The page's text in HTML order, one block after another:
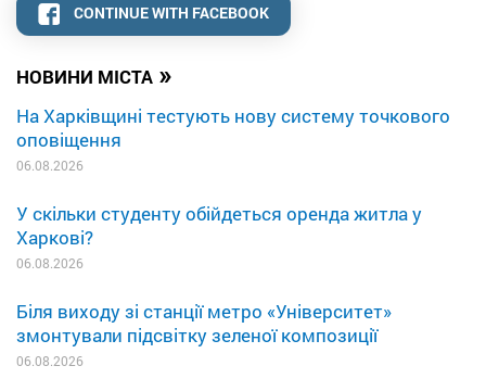
НОВИНИ МІСТА »
На Харківщині тестують нову систему точкового
оповіщення
06.08.2026
У скільки студенту обійдеться оренда житла у
Харкові?
06.08.2026
Біля виходу зі станції метро «Університет»
змонтували підсвітку зеленої композиції
06.08.2026
CONTINUE WITH FACEBOOK